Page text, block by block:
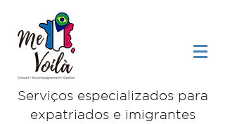
Serviços especializados para
expatriados e imigrantes